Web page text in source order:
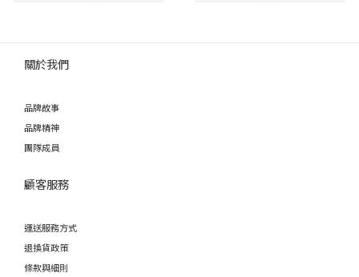
關於我們
品牌故事
品牌精神
團隊成員
顧客服務
運送服務方式
退換貨政策
條款與細則